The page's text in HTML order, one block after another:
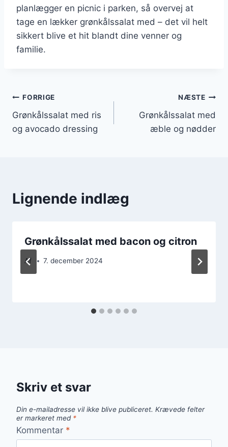
planlægger en picnic i parken, så overvej at
tage en lækker grønkålssalat med – det vil helt
sikkert blive et hit blandt dine venner og
familie.
Indlægsnavigation
FORRIGE
Grønkålssalat med ris
og avocado dressing
NÆSTE
Grønkålssalat med
æble og nødder
Lignende indlæg
Grønkålssalat med bacon og citron
Af 7. december 2024
Skriv et svar
Din e-mailadresse vil ikke blive publiceret. Krævede felter
er markeret med *
Kommentar *